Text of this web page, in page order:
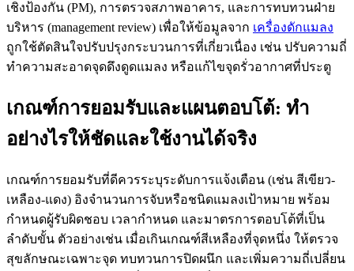
เชิงป้องกัน (PM), การตรวจสภาพอาคาร, และการทบทวนฝ่าย
บริหาร (management review) เพื่อให้ข้อมูลจาก เครื่องดักแมลง
ถูกใช้ตัดสินใจปรับปรุงกระบวนการที่เกี่ยวเนื่อง เช่น ปรับความถี่
ทำความสะอาดจุดดึงดูดแมลง หรือแก้ไขจุดรั่วอากาศที่ประตู
เกณฑ์การยอมรับและแผนตอบโต้: ทำ
อย่างไรให้ชัดและใช้งานได้จริง
เกณฑ์การยอมรับที่ดีควรระบุระดับการแจ้งเตือน (เช่น สีเขียว-
เหลือง-แดง) อิงจำนวนการจับหรือชนิดแมลงเป้าหมาย พร้อม
กำหนดผู้รับผิดชอบ เวลากำหนด และมาตรการตอบโต้ที่เป็น
ลำดับขั้น ตัวอย่างเช่น เมื่อเกินเกณฑ์สีเหลืองที่จุดหนึ่ง ให้ตรวจ
สุขลักษณะเฉพาะจุด ทบทวนการปิดผนึก และเพิ่มความถี่เปลี่ยน